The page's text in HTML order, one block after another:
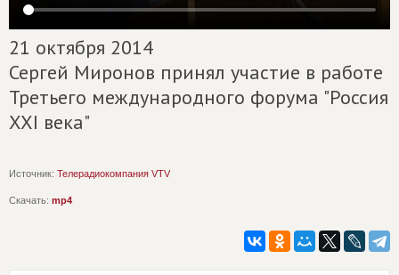
21 октября 2014
Сергей Миронов принял участие в работе
Третьего международного форума "Россия
XXI века"
Источник: Телерадиокомпания VTV
Скачать: mp4